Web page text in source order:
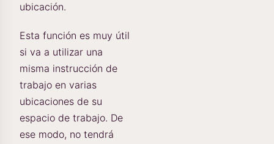
ubicación.
Esta función es muy útil
si va a utilizar una
misma instrucción de
trabajo en varias
ubicaciones de su
espacio de trabajo. De
ese modo, no tendrá